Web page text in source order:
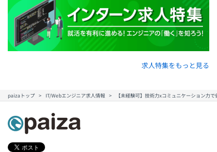
求人特集をもっと見る
paizaトップ IT/Webエンジニア求人情報 【未経験可】技術力xコミュニケーション力